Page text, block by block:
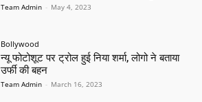
Team Admin - May 4, 2023
Bollywood
न्यू फोटोशूट पर ट्रोल हुई निया शर्मा, लोगो ने बताया
उर्फी की बहन
Team Admin - March 16, 2023